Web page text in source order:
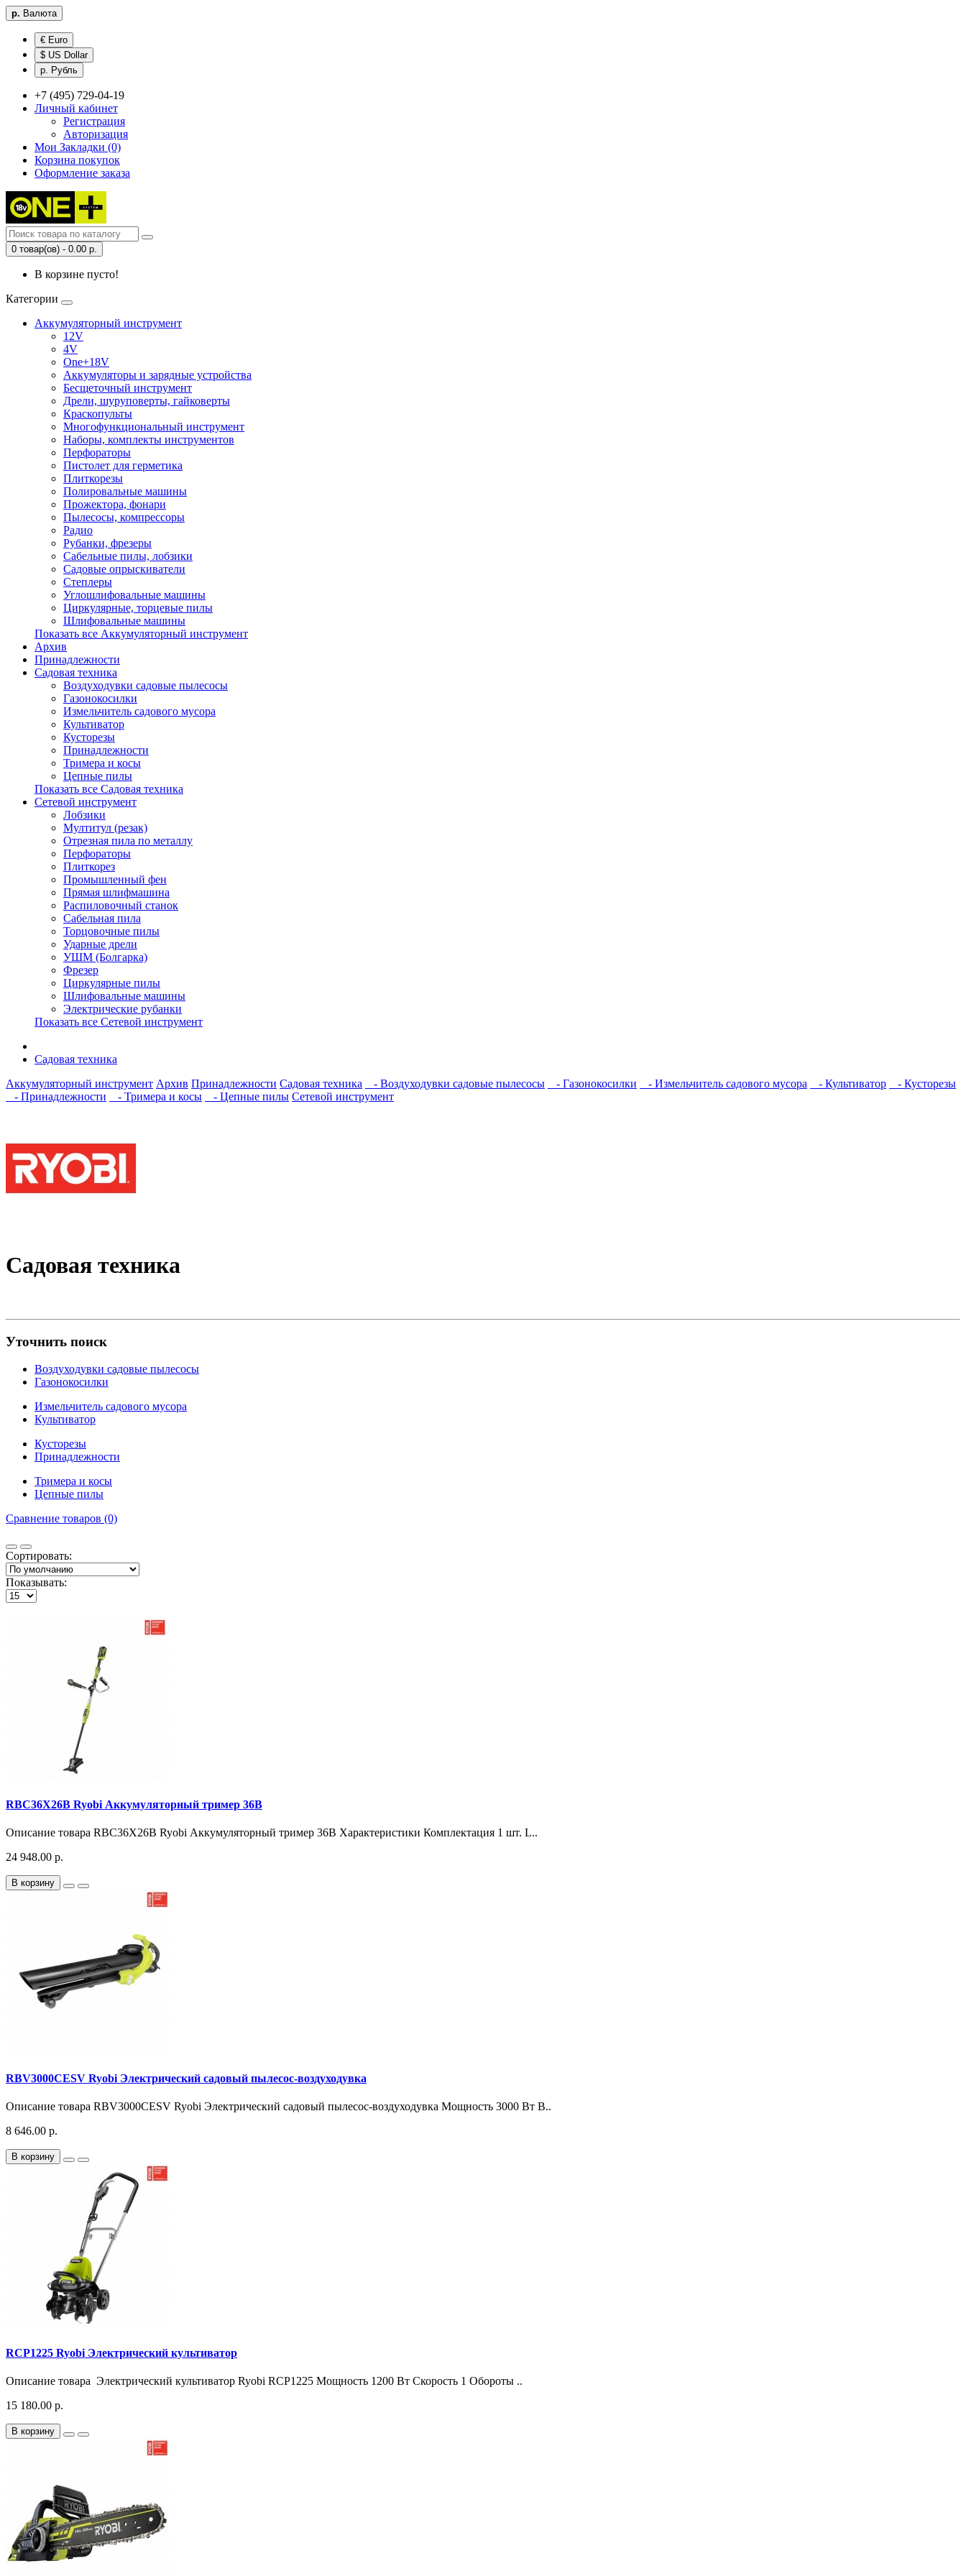
р. Валюта
€ Euro
$ US Dollar
р. Рубль
+7 (495) 729-04-19
Личный кабинет
Регистрация
Авторизация
Мои Закладки (0)
Корзина покупок
Оформление заказа
0 товар(ов) - 0.00 р.
В корзине пусто!
Категории
Аккумуляторный инструмент
12V
4V
One+18V
Аккумуляторы и зарядные устройства
Беcщеточный инструмент
Дрели, шуруповерты, гайковерты
Краскопульты
Многофункциональный инструмент
Наборы, комплекты инструментов
Перфораторы
Пистолет для герметика
Плиткорезы
Полировальные машины
Прожектора, фонари
Пылесосы, компрессоры
Радио
Рубанки, фрезеры
Сабельные пилы, лобзики
Садовые опрыскиватели
Степлеры
Углошлифовальные машины
Циркулярные, торцевые пилы
Шлифовальные машины
Показать все Аккумуляторный инструмент
Архив
Принадлежности
Садовая техника
Воздуходувки садовые пылесосы
Газонокосилки
Измельчитель садового мусора
Культиватор
Кусторезы
Принадлежности
Тримера и косы
Цепные пилы
Показать все Садовая техника
Сетевой инструмент
Лобзики
Мултитул (резак)
Отрезная пила по металлу
Перфораторы
Плиткорез
Промышленный фен
Прямая шлифмашина
Распиловочный станок
Сабельная пила
Торцовочные пилы
Ударные дрели
УШМ (Болгарка)
Фрезер
Циркулярные пилы
Шлифовальные машины
Электрические рубанки
Показать все Сетевой инструмент
Садовая техника
Аккумуляторный инструмент Архив Принадлежности Садовая техника - Воздуходувки садовые пылесосы - Газонокосилки - Измельчитель садового мусора - Культиватор
- Кусторезы
- Принадлежности
- Тримера и косы - Цепные пилы Сетевой инструмент
Садовая техника
Уточнить поиск
Воздуходувки садовые пылесосы
Газонокосилки
Измельчитель садового мусора
Культиватор
Кусторезы
Принадлежности
Тримера и косы
Цепные пилы
Сравнение товаров (0)
Сортировать:
Показывать:
RBC36X26B Ryobi Аккумуляторный тример 36В
Описание товара RBC36X26B Ryobi Аккумуляторный тример 36В Характеристики Комплектация 1 шт. L..
24 948.00 р.
В корзину
RBV3000CESV Ryobi Электрический садовый пылесос-воздуходувка
Описание товара RBV3000CESV Ryobi Электрический садовый пылесос-воздуходувка Мощность 3000 Вт В..
8 646.00 р.
В корзину
RCP1225 Ryobi Электрический культиватор
Описание товара Электрический культиватор Ryobi RCP1225 Мощность 1200 Вт Скорость 1 Обороты ..
15 180.00 р.
В корзину